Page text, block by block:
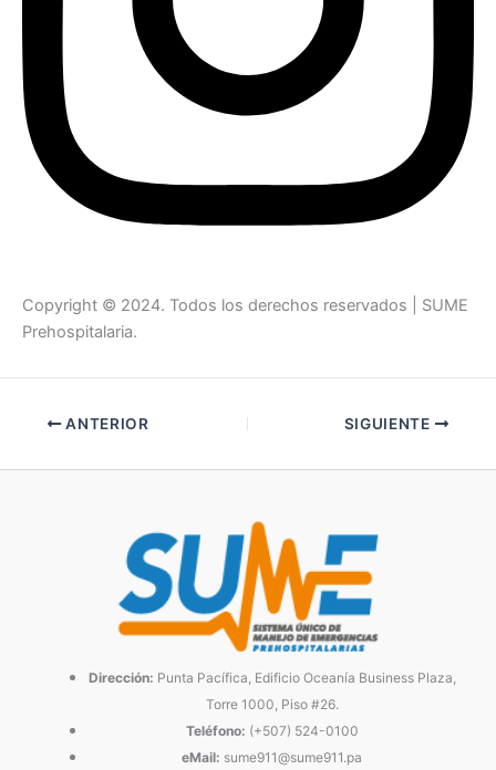
Copyright © 2024. Todos los derechos reservados | SUME
Prehospitalaria.
ANTERIOR SIGUIENTE
Dirección: Punta Pacífica, Edificio Oceanía Business Plaza,
Torre 1000, Piso #26.
Teléfono: (+507) 524-0100
eMail: sume911@sume911.pa